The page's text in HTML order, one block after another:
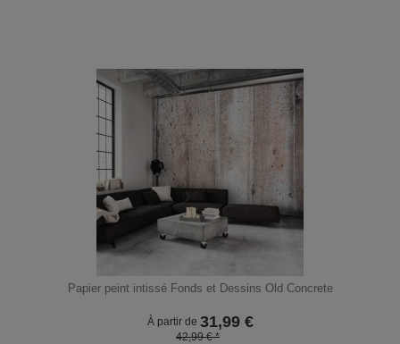
Papier peint intissé Fonds et Dessins Old Concrete
À partir de 31,99€
42,99 € *